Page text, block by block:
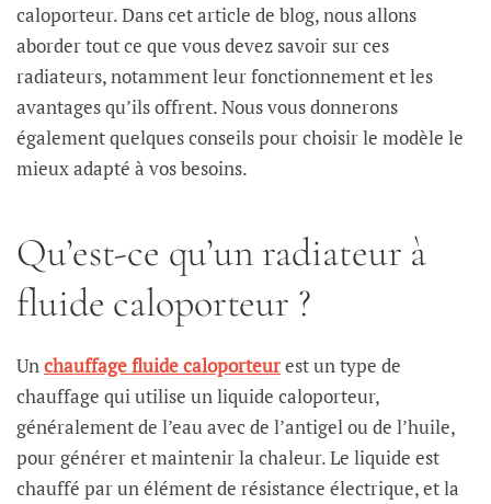
caloporteur. Dans cet article de blog, nous allons
aborder tout ce que vous devez savoir sur ces
radiateurs, notamment leur fonctionnement et les
avantages qu’ils offrent. Nous vous donnerons
également quelques conseils pour choisir le modèle le
mieux adapté à vos besoins.
Qu’est-ce qu’un radiateur à
fluide caloporteur ?
Unchauffage fluide caloporteurest un type de
chauffage qui utilise un liquide caloporteur,
généralement de l’eau avec de l’antigel ou de l’huile,
pour générer et maintenir la chaleur. Le liquide est
chauffé par un élément de résistance électrique, et la